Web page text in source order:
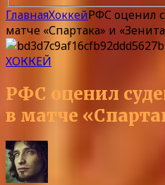
ГлавнаяХоккейРФС оценил
матче «Спартака» и
ХОККЕЙ
РФС оценил
в матче